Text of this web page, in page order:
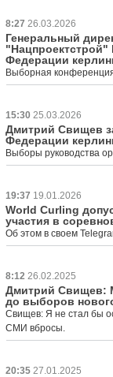
8:27 26.03.2026
Генеральный
"Нацпроектстрой"
Федерации
Выборная
15:30 25.03.2026
Дмитрий Свищев
Федерации
Выборы руководства
19:37 19.01.2026
World Curling
участия в
Об этом в своем
8:12 26.02.2025
Дмитрий Свищев:
до выборов
Свищев: Я не стал бы
СМИ вбросы.
20:35 27.01.2025